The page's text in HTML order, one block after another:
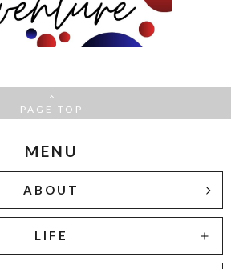
PAGE TOP
MENU
ABOUT
LIFE